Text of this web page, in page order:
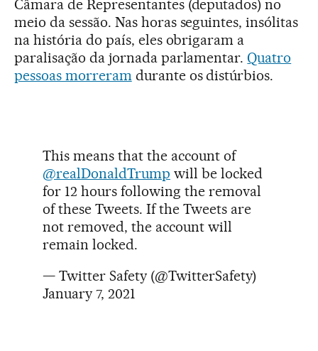
Câmara de Representantes (deputados) no
meio da sessão. Nas horas seguintes, insólitas
na história do país, eles obrigaram a
paralisação da jornada parlamentar.Quatro
pessoas morreramdurante os distúrbios.
This means that the account of
@realDonaldTrump will be locked
for 12 hours following the removal
of these Tweets. If the Tweets are
not removed, the account will
remain locked.
— Twitter Safety (@TwitterSafety)
January 7, 2021